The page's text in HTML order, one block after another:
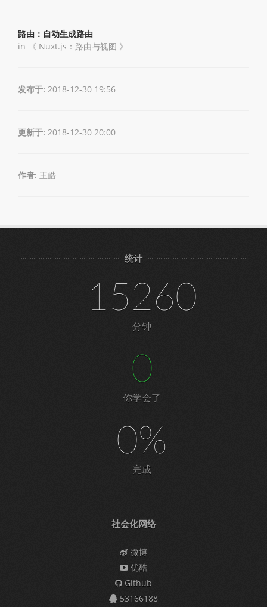
路由：自动生成路由
in 《 Nuxt.js：路由与视图 》
发布于: 2018-12-30 19:56
更新于: 2018-12-30 20:00
作者: 王皓
统计
15260
分钟
0
你学会了
0%
完成
社会化网络
微博
优酷
Github
53166188